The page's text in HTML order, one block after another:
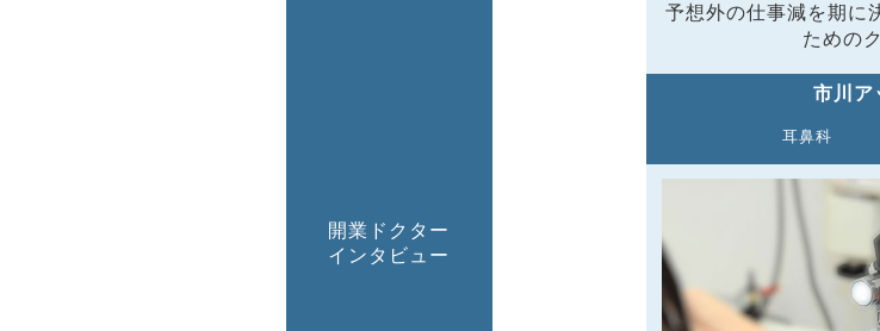
開業ドクター
インタビュー
予想外の仕事減を期に
ための
市川ア
耳鼻科